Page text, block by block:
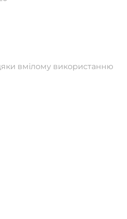
вмілому використанню